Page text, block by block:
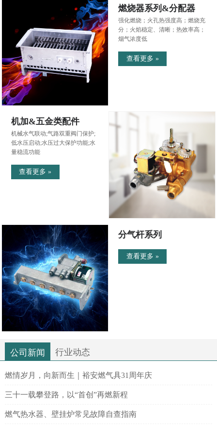
燃烧器系列&分配器
强化燃烧；火孔热强度高；燃烧充
分；火焰稳定、清晰；热效率高；
烟气浓度低
查看更多 »
机加&五金类配件
机械水气联动;气路双重阀门保护;
低水压启动;水压过大保护功能;水
量稳流功能
查看更多 »
分气杆系列
查看更多 »
公司新闻 行业动态
燃情岁月，向新而生｜裕安燃气具31周年庆
三十一载攀登路，以“首创”再燃新程
燃气热水器、壁挂炉常见故障自查指南